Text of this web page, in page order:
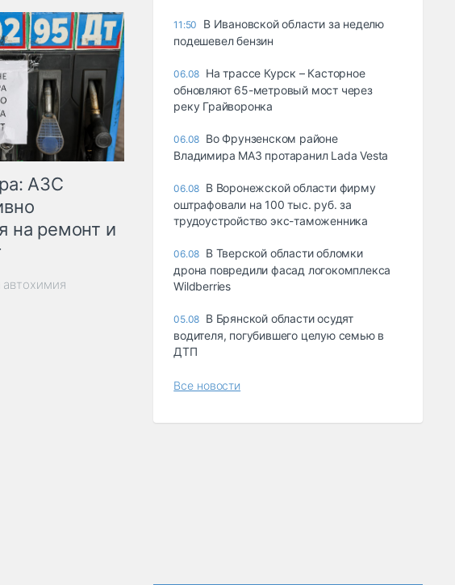
АЗС
на ремонт и
11:50
В Ивановской области за неделю
подешевел бензин
06.08 На трассе Курск – Касторное
обновляют 65-метровый мост через
реку Грайворонка
06.08 Во Фрунзенском районе
Владимира МАЗ протаранил Lada Vesta
06.08 В Воронежской области фирму
оштрафовали на 100 тыс. руб. за
трудоустройство экс-таможенника
06.08 В Тверской области обломки
дрона повредили фасад логокомплекса
Wildberries
05.08 В Брянской области осудят
водителя, погубившего целую семью в
ДТП
Все новости